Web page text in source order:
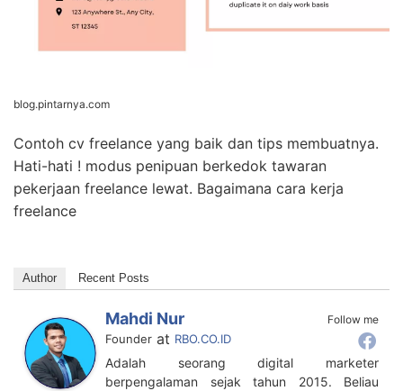
blog.pintarnya.com
Contoh cv freelance yang baik dan tips membuatnya.
Hati-hati ! modus penipuan berkedok tawaran
pekerjaan freelance lewat. Bagaimana cara kerja
freelance
Author Recent Posts
Follow me
Mahdi Nur
Founder at RBO.CO.ID
Adalah seorang digital marketer
berpengalaman sejak tahun 2015. Beliau